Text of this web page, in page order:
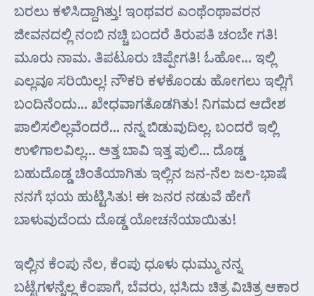
ಬರಲು ಕಳಿಸಿದ್ದಾಗಿತ್ತು! ಇಂಥವರ ಎಂಥೆಂಥಾವರನ
ಜೀವನದಲ್ಲಿ ನಂಬಿ ನಚ್ಚಿ ಬಂದರೆ ತಿರುಪತಿ ಚಂಬೇ ಗತಿ!
ಮೂರು ನಾಮ. ತಿಪಟೂರು ಚಿಪ್ಪೇಗತಿ! ಓಹೋ… ಇಲ್ಲಿ
ಎಲ್ಲವೂ ಸರಿಯಿಲ್ಲ! ನೌಕರಿ ಕಳಕೊಂಡು ಹೋಗಲು ಇಲ್ಲಿಗೆ
ಬಂದಿನೆಂದು… ಖೇಧವಾಗತೊಡಗಿತು! ನಿಗಮದ ಆದೇಶ
ಪಾಲಿಸಲಿಲ್ಲವೆಂದರೆ… ನನ್ನ ಬಿಡುವುದಿಲ್ಲ. ಬಂದರೆ ಇಲ್ಲಿ
ಉಳಿಗಾಲವಿಲ್ಲ… ಅತ್ತ ಬಾವಿ ಇತ್ತ ಪುಲಿ… ದೊಡ್ಡ
ಬಹುದೊಡ್ಡ ಚಿಂತೆಯಾಗಿತು ಇಲ್ಲಿನ ಜನ-ನೆಲ ಜಲ-ಭಾಷೆ
ನನಗೆ ಭಯ ಹುಟ್ಟಿಸಿತು! ಈ ಜನರ ನಡುವೆ ಹೇಗೆ
ಬಾಳುವುದೆಂದು ದೊಡ್ಡ ಯೋಚನೆಯಾಯಿತು!
ಇಲ್ಲಿನ ಕೆಂಪು ನೆಲ, ಕೆಂಪು ಧೂಳು ಧುಮ್ಮು ನನ್ನ
ಬಟ್ಟೆಗಳನ್ನೆಲ್ಲ ಕೆಂಪಾಗೆ, ಬೆವರು, ಭಸಿದು ಚಿತ್ರ ವಿಚಿತ್ರ ಆಕಾರ